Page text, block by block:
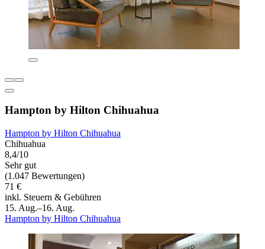
Hampton by Hilton Chihuahua
Hampton by Hilton Chihuahua
Chihuahua
8,4/10
Sehr gut
(1.047 Bewertungen)
71 €
inkl. Steuern & Gebühren
15. Aug.–16. Aug.
Hampton by Hilton Chihuahua